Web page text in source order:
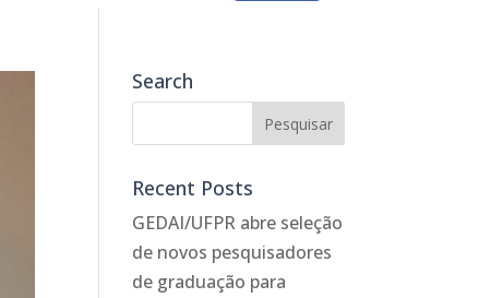
Search
Recent Posts
GEDAI/UFPR abre seleção
de novos pesquisadores
de graduação para